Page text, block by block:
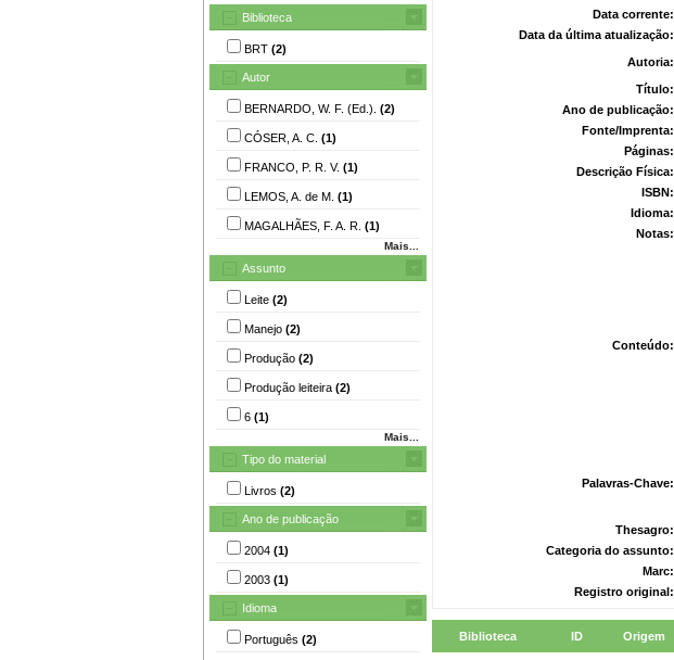
Biblioteca
BRT (2)
Autor
BERNARDO, W. F. (Ed.). (2)
CÓSER, A. C. (1)
FRANCO, P. R. V. (1)
LEMOS, A. de M. (1)
MAGALHÃES, F. A. R. (1)
Mais...
Assunto
Leite (2)
Manejo (2)
Produção (2)
Produção leiteira (2)
6 (1)
Mais...
Tipo do material
Livros (2)
Ano de publicação
2004 (1)
2003 (1)
Idioma
Português (2)
Data corrente:
Data da última atualização:
Autoria:
Título:
Ano de publicação:
Fonte/Imprenta:
Páginas:
Descrição Física:
ISBN:
Idioma:
Notas:
Conteúdo:
Palavras-Chave:
Thesagro:
Categoria do assunto:
Marc:
Registro original:
Biblioteca ID Origem